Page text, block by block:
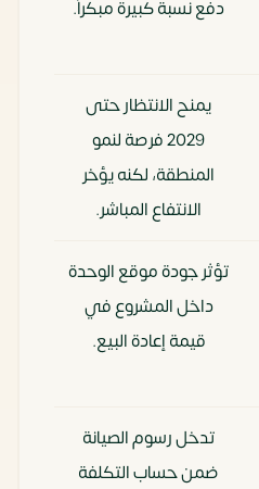
دفع نسبة كبيرة مبكراً.
يمنح الانتظار حتى
2029 فرصة لنمو
المنطقة، لكنه يؤخر
الانتفاع المباشر.
تؤثر جودة موقع الوحدة
داخل المشروع في
قيمة إعادة البيع.
تدخل رسوم الصيانة
ضمن حساب التكلفة